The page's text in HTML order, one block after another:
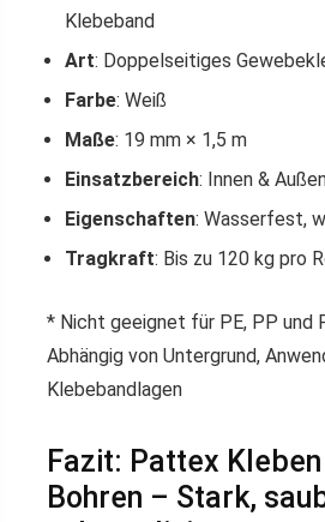
Klebeband
Art: Doppelseitiges
Farbe: Weiß
Maße: 19 mm × 1,5 m
Einsatzbereich: Innen &
Eigenschaften: Wasserfest,
Tragkraft: Bis zu 120 kg pro
* Nicht geeignet für PE, PP und
Abhängig von Untergrund,
Klebebandlagen
Fazit: Pattex
Bohren – Stark,